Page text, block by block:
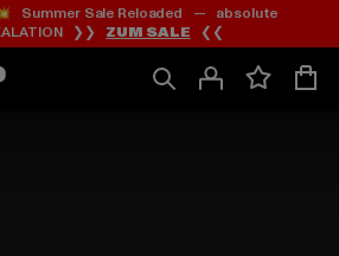
Zum
Inhalt
springen
Zum
Fußzeile
springen
Summer Sale Reloaded — absolute
❯❯ ZUM SALE ❮❮